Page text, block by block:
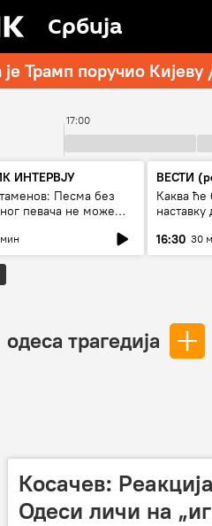
Србија
Трамп поручио Кијеву
17:00
ИНТЕРВЈУ
Песма без
певача не може
ВЕСТИ
Каква ће
наставку
16:30 30
одеса трагедија
Косачев:
Одеси личи на